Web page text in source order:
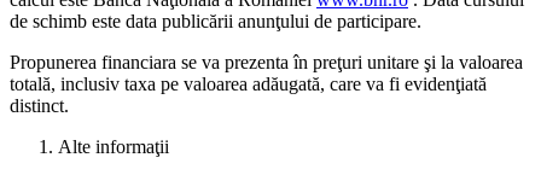
de schimb este data publicării anunţului de participare.
Propunerea financiara se va prezenta în preţuri unitare şi la valoarea
totală, inclusiv taxa pe valoarea adăugată, care va fi evidenţiată
distinct.
Alte informaţii